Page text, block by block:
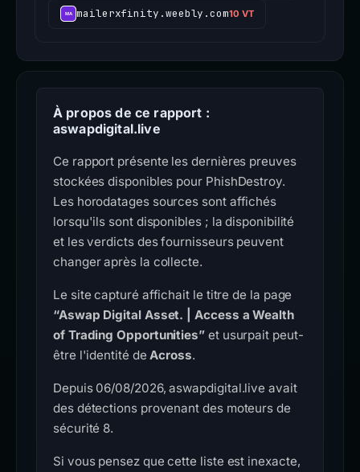
mailerxfinity.weebly.com10 VT
À propos de ce rapport :
aswapdigital.live
Ce rapport présente les dernières preuves
stockées disponibles pour PhishDestroy.
Les horodatages sources sont affichés
lorsqu'ils sont disponibles ; la disponibilité
et les verdicts des fournisseurs peuvent
changer après la collecte.
Le site capturé affichait le titre de la page
“Aswap Digital Asset. | Access a Wealth
of Trading Opportunities” et usurpait peut-
être l'identité deAcross.
Depuis 06/08/2026, aswapdigital.live avait
des détections provenant des moteurs de
sécurité 8.
Si vous pensez que cette liste est inexacte,